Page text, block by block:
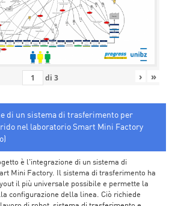
di 3 › »
di un sistema di trasferimento per
nel laboratorio Smart Mini Factory
è l'integrazione di un sistema di
Mini Factory. Il sistema di trasferimento ha
il più universale possibile e permette la
configurazione della linea. Ciò richiede